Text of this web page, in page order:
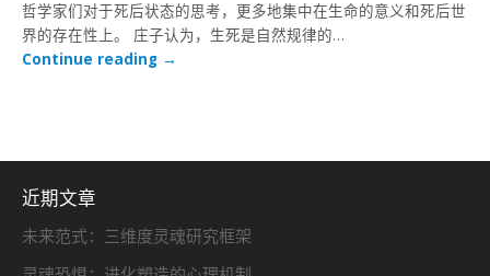
哲学家们对于死后状态的思考，更多地集中在生命的意义和死后世
界的存在性上。 庄子认为，生死是自然规律的…
Continue reading →
近期文章
未来范式：三维度灵魂研究框架